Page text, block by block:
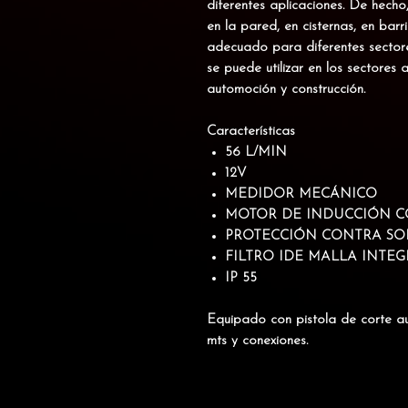
diferentes aplicaciones. De
en la pared, en cisternas, en
adecuado para diferentes
se puede utilizar en los sectores
automoción y construcción.
Características
56 L/MIN
12V
MEDIDOR MECÁNICO
MOTOR DE INDUCCIÓN
PROTECCIÓN CONTRA
FILTRO IDE MALLA
IP 55
Equipado con pistola de corte
mts y conexiones.